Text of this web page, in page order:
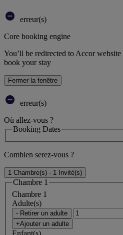
erreur(s)
Core booking engine
You’ll be redirected to Accor
book your stay
Fermer la fenêtre
erreur(s)
Où allez-vous ?
Booking Dates
Combien serez-vous ?
1 Chambre(s) - 1 Invité(s)
Chambre 1
Chambre 1
Adulte(s)
- Retirer un adulte
+Ajouter un adulte
Enfant(s)